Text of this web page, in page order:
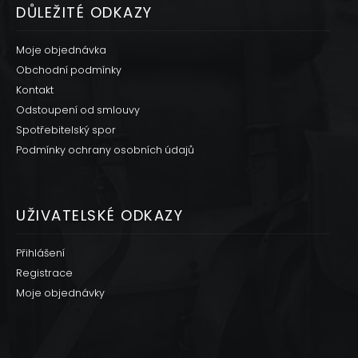
DŮLEŽITÉ ODKAZY
Moje objednávka
Obchodní podmínky
Kontakt
Odstoupení od smlouvy
Spotřebitelský spor
Podmínky ochrany osobních údajů
UŽIVATELSKÉ ODKAZY
Přihlášení
Registrace
Moje objednávky